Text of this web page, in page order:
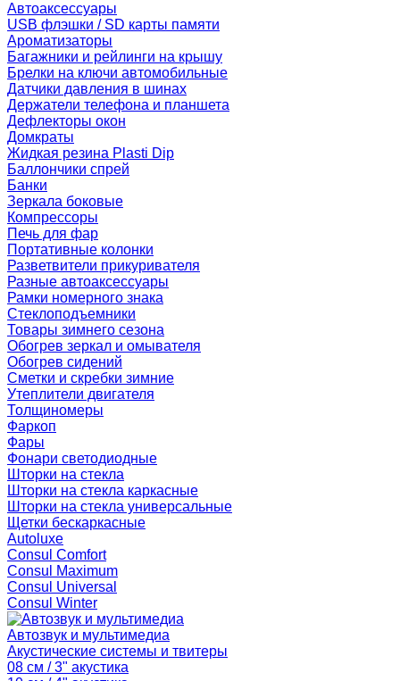
Автоаксессуары
USB флэшки / SD карты памяти
Ароматизаторы
Багажники и рейлинги на крышу
Брелки на ключи автомобильные
Датчики давления в шинах
Держатели телефона и планшета
Дефлекторы окон
Домкраты
Жидкая резина Plasti Dip
Баллончики спрей
Банки
Зеркала боковые
Компрессоры
Печь для фар
Портативные колонки
Разветвители прикуривателя
Разные автоаксессуары
Рамки номерного знака
Стеклоподъемники
Товары зимнего сезона
Обогрев зеркал и омывателя
Обогрев сидений
Сметки и скребки зимние
Утеплители двигателя
Толщиномеры
Фаркоп
Фары
Фонари светодиодные
Шторки на стекла
Шторки на стекла каркасные
Шторки на стекла универсальные
Щетки бескаркасные
Autoluxe
Consul Comfort
Consul Maximum
Consul Universal
Consul Winter
Автозвук и мультимедиа
Акустические системы и твитеры
08 см / 3" акустика